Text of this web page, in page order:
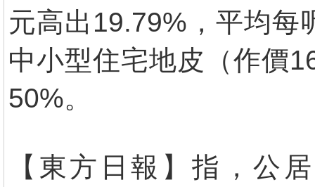
元高出19.79%，平均每
中小型住宅地皮（作價
50%。
【東方日報】指，公